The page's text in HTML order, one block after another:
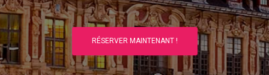
RÉSERVER MAINTENANT !